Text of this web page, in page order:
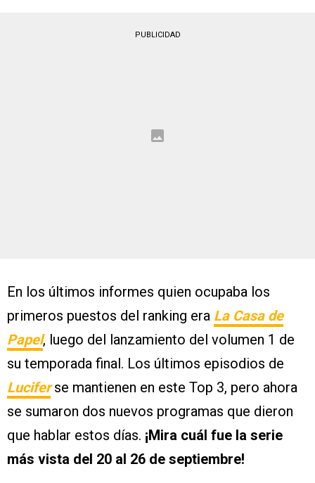
PUBLICIDAD
En los últimos informes quien ocupaba los
primeros puestos del ranking era La Casa de
Papel, luego del lanzamiento del volumen 1 de
su temporada final. Los últimos episodios de
Luciferse mantienen en este Top 3, pero ahora
se sumaron dos nuevos programas que dieron
que hablar estos días. ¡Mira cuál fue la serie
más vista del 20 al 26 de septiembre!